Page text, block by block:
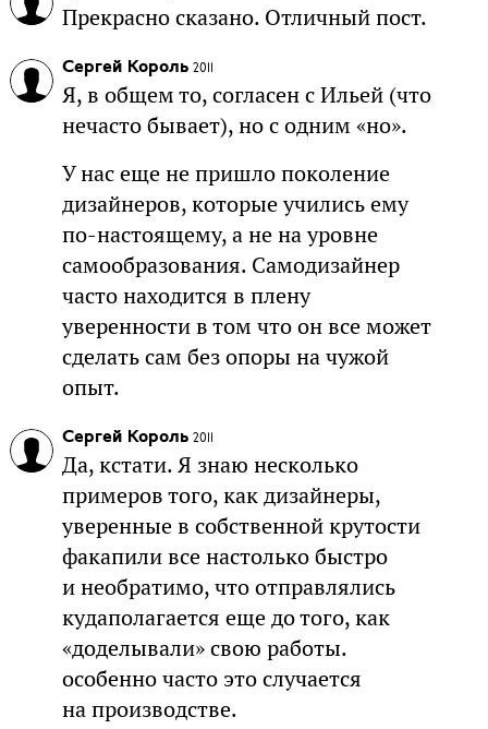
Прекрасно сказано. Отличный пост.
Сергей Король 2011
Я, в общем то, согласен с Ильей (что
нечасто бывает), но с одним «но».
У нас еще не пришло поколение
дизайнеров, которые учились ему
по-настоящему, а не на уровне
самообразования. Самодизайнер
часто находится в плену
уверенности в том что он все может
сделать сам без опоры на чужой
опыт.
Сергей Король 2011
Да, кстати. Я знаю несколько
примеров того, как дизайнеры,
уверенные в собственной крутости
факапили все настолько быстро
и необратимо, что отправлялись
кудаполагается еще до того, как
«доделывали» свою работы.
особенно часто это случается
на производстве.